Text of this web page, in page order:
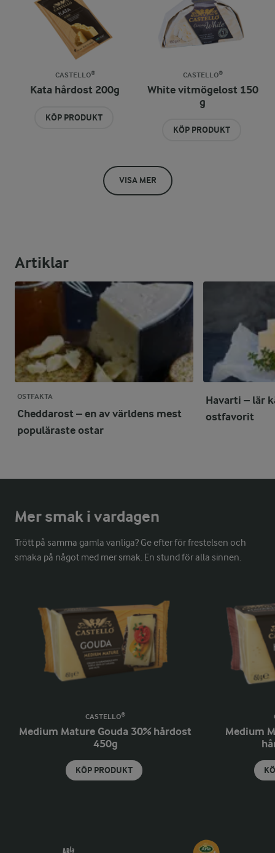
CASTELLO®
Kata hårdost 200g
KÖP PRODUKT
CASTELLO®
White vitmögelost 150
g
KÖP PRODUKT
VISA MER
Artiklar
OSTFAKTA
Cheddarost – en av världens mest
populäraste ostar
Havarti – lär
ostfavorit
Mer smak i vardagen
Trött på samma gamla vanliga? Ge efter för frestelsen och
smaka på något med mer smak. En stund för alla sinnen.
CASTELLO®
Medium Mature Gouda 30% hårdost
450g
KÖP PRODUKT
Medium